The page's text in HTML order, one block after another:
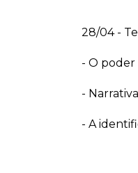
28/04 -
- O poder
-
- A